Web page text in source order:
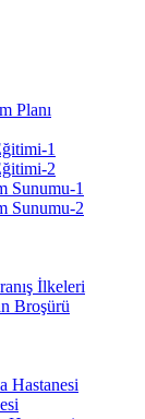
Planı
1
2
Sunumu-1
Sunumu-2
İlkeleri
Broşürü
Hastanesi